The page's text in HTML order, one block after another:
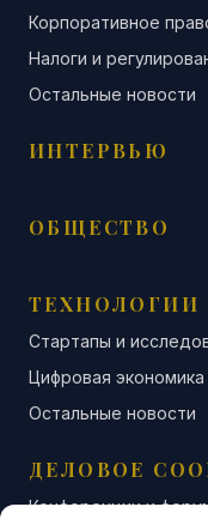
Корпоративное
Налоги и
Остальные новости
ИНТЕРВЬЮ
ОБЩЕСТВО
Стартапы и
Цифровая экономика
Остальные новости
ДЕЛОВОЕ
Конференции и